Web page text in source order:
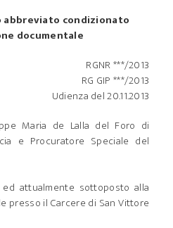
condizionato
documentale
RGNR ***/2013
RG GIP ***/2013
Udienza del 20.11.2013
Maria de Lalla del Foro di
e Procuratore Speciale del
ed attualmente sottoposto alla
presso il Carcere di San Vittore